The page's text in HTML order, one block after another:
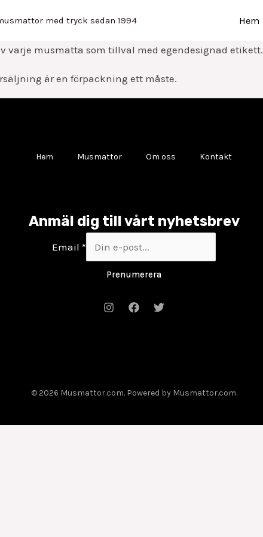
med tryck sedan 1994 Hem
varje musmatta som tillval med egendesignad etikett.
är en förpackning ett måste.
Hem Musmattor Om oss Kontakt
Anmäl dig till vårt nyhetsbrev
Email *
Prenumerera
© 2026 Musmattor.com. Powered by Musmattor.com.